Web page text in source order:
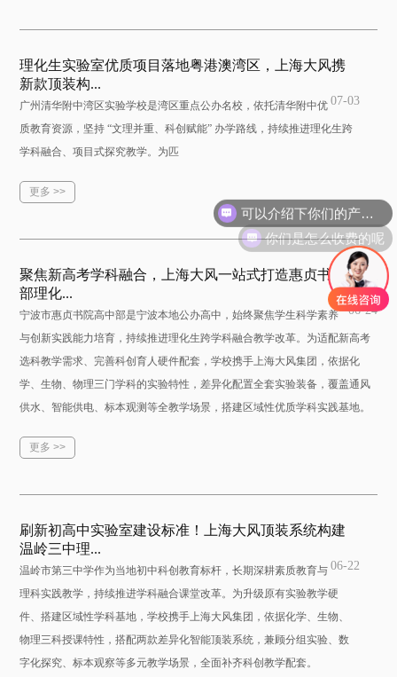
理化生实验室优质项目落地粤港澳湾区，上海大风携
新款顶装构...
07-03
广州清华附中湾区实验学校是湾区重点公办名校，依托清华附中优
质教育资源，坚持 “文理并重、科创赋能” 办学路线，持续推进理化生跨
学科融合、项目式探究教学。为匹
更多 >>
聚焦新高考学科融合，上海大风一站式打造惠贞书院高中
部理化...
06-24
宁波市惠贞书院高中部是宁波本地公办高中，始终聚焦学生科学素养
与创新实践能力培育，持续推进理化生跨学科融合教学改革。为适配新高考
选科教学需求、完善科创育人硬件配套，学校携手上海大风集团，依据化
学、生物、物理三门学科的实验特性，差异化配置全套实验装备，覆盖通风
供水、智能供电、标本观测等全教学场景，搭建区域性优质学科实践基地。
更多 >>
刷新初高中实验室建设标准！上海大风顶装系统构建
温岭三中理...
06-22
温岭市第三中学作为当地初中科创教育标杆，长期深耕素质教育与
理科实践教学，持续推进学科融合课堂改革。为升级原有实验教学硬
件、搭建区域性学科基地，学校携手上海大风集团，依据化学、生物、
物理三科授课特性，搭配两款差异化智能顶装系统，兼顾分组实验、数
字化探究、标本观察等多元教学场景，全面补齐科创教学配套。
你们是怎么收费的呢